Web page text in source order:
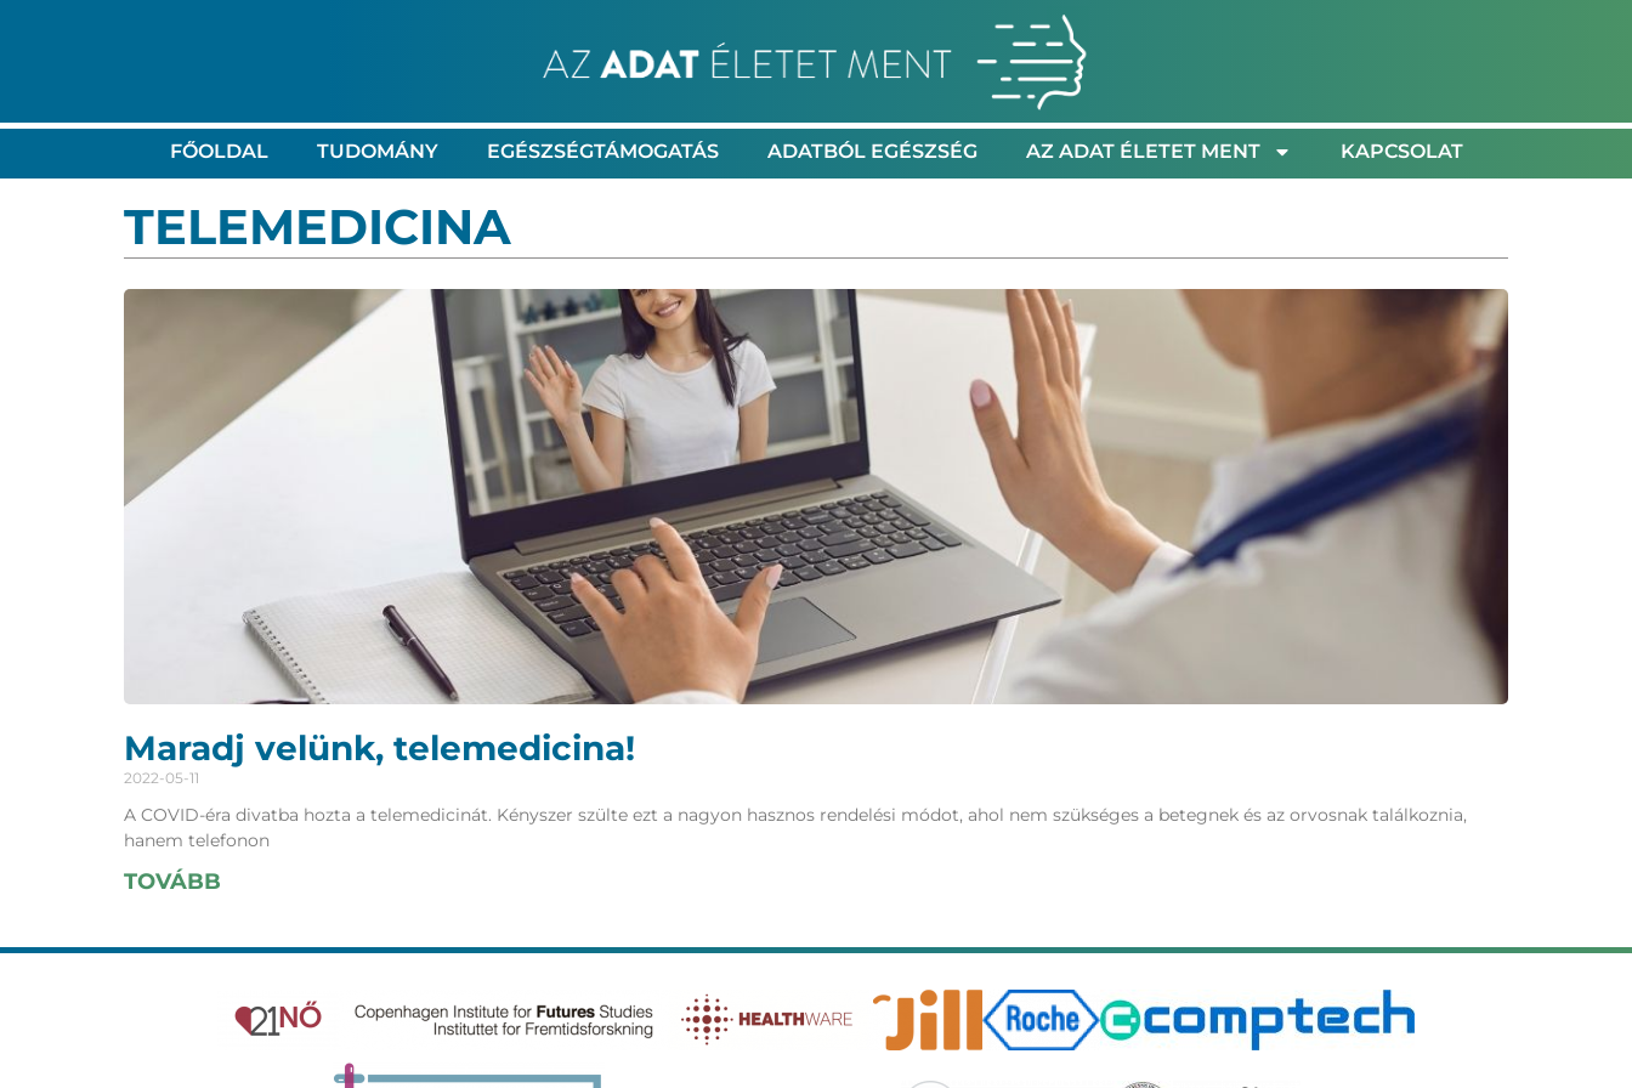
FŐOLDAL TUDOMÁNY EGÉSZSÉGTÁMOGATÁS ADATBÓL EGÉSZSÉG AZ ADAT ÉLETET MENT KAPCSOLAT
TELEMEDICINA
Maradj velünk, telemedicina!
2022-05-11
A COVID-éra divatba hozta a telemedicinát. Kényszer szülte ezt a nagyon hasznos rendelési módot, ahol nem szükséges a betegnek és az orvosnak találkoznia,
hanem telefonon
TOVÁBB